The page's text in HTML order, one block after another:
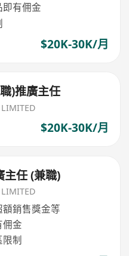
有佣金
$20K-30K/月
)推廣主任
LIMITED
$20K-30K/月
主任 (兼職)
LIMITED
銷售獎金等
金
制